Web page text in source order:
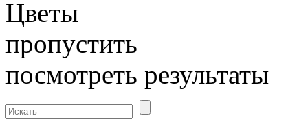
Цветы
пропустить
посмотреть результаты